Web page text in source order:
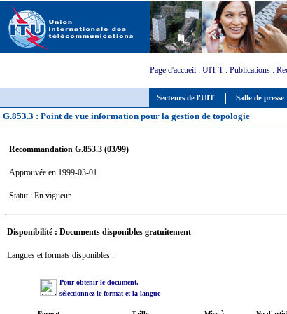
Secteurs de l'UIT Salle de presse
Page d'accueil : UIT-T: Publications :
G.853.3 : Point de vue information pour la gestion de topologie
Recommandation G.853.3 (03/99)
Approuvée en 1999-03-01
Statut : En vigueur
Disponibilité : Documents disponibles gratuitement
Langues et formats disponibles :
Pour obtenir le document,
sélectionnez le format et la langue